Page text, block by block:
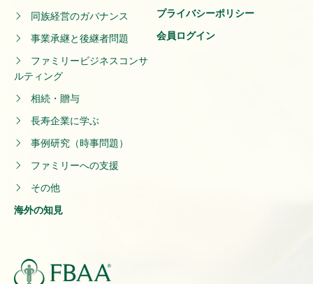
同族経営のガバナンス
事業承継と後継者問題
ファミリービジネスコンサ
ルティング
相続・贈与
長寿企業に学ぶ
事例研究（時事問題）
ファミリーへの支援
その他
海外の知見
プライバシーポリシー
会員ログイン